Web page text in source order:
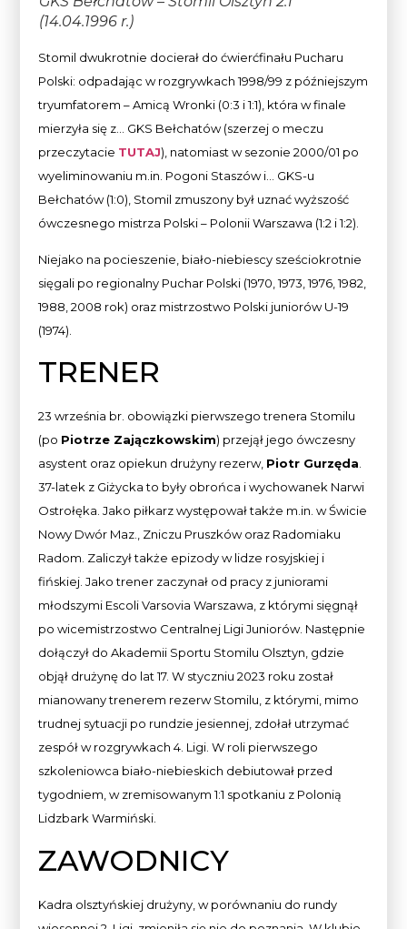
(14.04.1996 r.)
Stomil dwukrotnie docierał do ćwierćfinału Pucharu
Polski: odpadając w rozgrywkach 1998/99 z późniejszym
tryumfatorem – Amicą Wronki (0:3 i 1:1), która w finale
mierzyła się z… GKS Bełchatów (szerzej o meczu
przeczytacie TUTAJ), natomiast w sezonie 2000/01 po
wyeliminowaniu m.in. Pogoni Staszów i… GKS-u
Bełchatów (1:0), Stomil zmuszony był uznać wyższość
ówczesnego mistrza Polski – Polonii Warszawa (1:2 i 1:2).
Niejako na pocieszenie, biało-niebiescy sześciokrotnie
sięgali po regionalny Puchar Polski (1970, 1973, 1976, 1982,
1988, 2008 rok) oraz mistrzostwo Polski juniorów U-19
(1974).
TRENER
23 września br. obowiązki pierwszego trenera Stomilu
(po Piotrze Zajączkowskim) przejął jego ówczesny
asystent oraz opiekun drużyny rezerw, Piotr Gurzęda.
37-latek z Giżycka to były obrońca i wychowanek Narwi
Ostrołęka. Jako piłkarz występował także m.in. w Świcie
Nowy Dwór Maz., Zniczu Pruszków oraz Radomiaku
Radom. Zaliczył także epizody w lidze rosyjskiej i
fińskiej. Jako trener zaczynał od pracy z juniorami
młodszymi Escoli Varsovia Warszawa, z którymi sięgnął
po wicemistrzostwo Centralnej Ligi Juniorów. Następnie
dołączył do Akademii Sportu Stomilu Olsztyn, gdzie
objął drużynę do lat 17. W styczniu 2023 roku został
mianowany trenerem rezerw Stomilu, z którymi, mimo
trudnej sytuacji po rundzie jesiennej, zdołał utrzymać
zespół w rozgrywkach 4. Ligi. W roli pierwszego
szkoleniowca biało-niebieskich debiutował przed
tygodniem, w zremisowanym 1:1 spotkaniu z Polonią
Lidzbark Warmiński.
ZAWODNICY
Kadra olsztyńskiej drużyny, w porównaniu do rundy